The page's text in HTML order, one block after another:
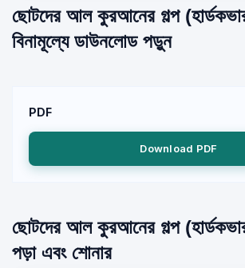
ছোটদের আল কুরআনের গল্প
বিনামূল্যে ডাউনলোড পড়ুন
PDF
Download PDF
ছোটদের আল কুরআনের গল্প
পড়া এবং শোনার